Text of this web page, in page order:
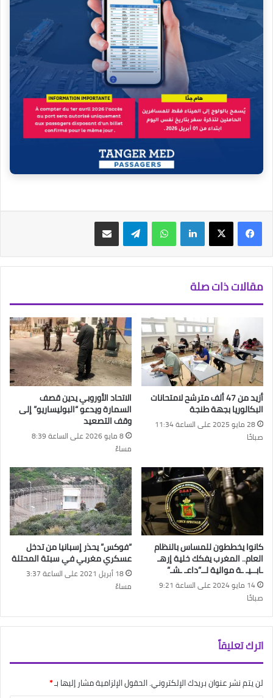
فيسبوك‫X لينكدإن واتساب تيلقرام مشاركة عبر البريد
مقالات ذات صلة
أزيد من 47 ألف مترشح لامتحانات
البكالوريا بجهة طنجة
28 مايو 2025 على الساعة 11:34
صباحًا
الاتحاد الأوروبي يدين قصف
السمارة ويدعو “البوليساريو” إلى
وقف التصعيد
8 مايو 2026 على الساعة 8:39
مساءً
كانوا يخططون للمساس بالنظام
العام.. المغرب يفكك خلية إرهـ
ـابــيـ ـة موالية لــ”داعـ ـشـ”
14 مايو 2024 على الساعة 9:21
صباحًا
“فوكس” يحذر إسبانيا من تدخل
عسكري مغربي في سبتة المحتلة
18 أبريل 2021 على الساعة 3:37
مساءً
اترك تعليقاً
لن يتم نشر عنوان بريدك الإلكتروني.الحقول الإلزامية مشار إليها بـ*